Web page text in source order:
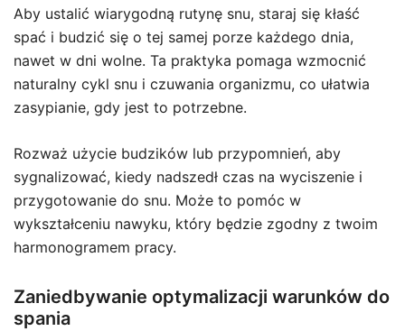
Aby ustalić wiarygodną rutynę snu, staraj się kłaść
spać i budzić się o tej samej porze każdego dnia,
nawet w dni wolne. Ta praktyka pomaga wzmocnić
naturalny cykl snu i czuwania organizmu, co ułatwia
zasypianie, gdy jest to potrzebne.
Rozważ użycie budzików lub przypomnień, aby
sygnalizować, kiedy nadszedł czas na wyciszenie i
przygotowanie do snu. Może to pomóc w
wykształceniu nawyku, który będzie zgodny z twoim
harmonogramem pracy.
Zaniedbywanie optymalizacji warunków do
spania